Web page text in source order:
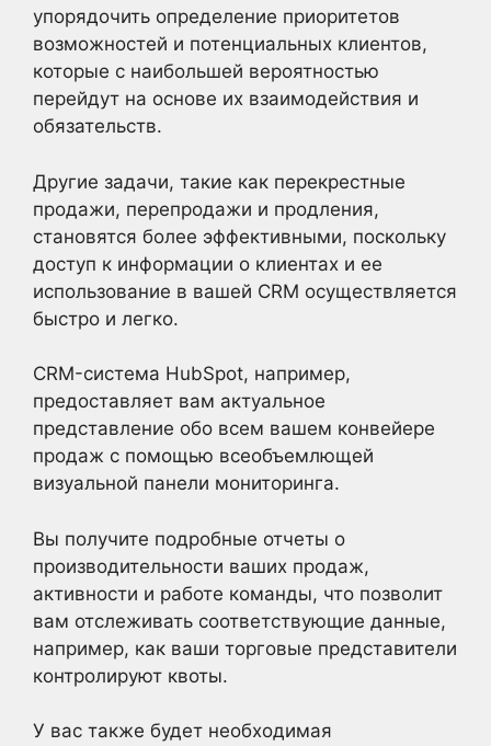
упорядочить определение приоритетов
возможностей и потенциальных клиентов,
которые с наибольшей вероятностью
перейдут на основе их взаимодействия и
обязательств.
Другие задачи, такие как перекрестные
продажи, перепродажи и продления,
становятся более эффективными, поскольку
доступ к информации о клиентах и ее
использование в вашей CRM осуществляется
быстро и легко.
CRM-система HubSpot, например,
предоставляет вам актуальное
представление обо всем вашем конвейере
продаж с помощью всеобъемлющей
визуальной панели мониторинга.
Вы получите подробные отчеты о
производительности ваших продаж,
активности и работе команды, что позволит
вам отслеживать соответствующие данные,
например, как ваши торговые представители
контролируют квоты.
У вас также будет необходимая